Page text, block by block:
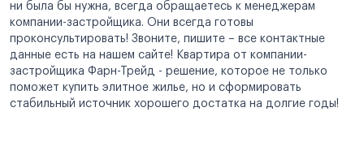
ни была бы нужна, всегда обращаетесь к менеджерам
компании-застройщика. Они всегда готовы
проконсультировать! Звоните, пишите – все контактные
данные есть на нашем сайте! Квартира от компании-
застройщика Фарн-Трейд - решение, которое не только
поможет купить элитное жилье, но и сформировать
стабильный источник хорошего достатка на долгие годы!